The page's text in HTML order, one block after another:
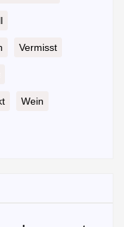
Vermisst
Wein